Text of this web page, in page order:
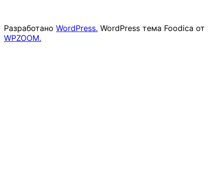
Разработано WordPress. WordPress тема Foodica от
WPZOOM.